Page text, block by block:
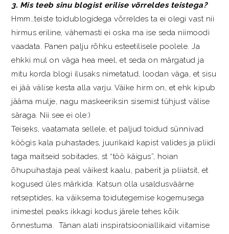
3. Mis teeb sinu blogist erilise võrreldes teistega?
Hmm…teiste toidublogidega võrreldes ta ei olegi vast nii
hirmus eriline, vähemasti ei oska ma ise seda niimoodi
vaadata. Panen palju rõhku esteetilisele poolele. Ja
ehkki mul on väga hea meel, et seda on märgatud ja
mitu korda blogi ilusaks nimetatud, loodan väga, et sisu
ei jää välise kesta alla varju. Väike hirm on, et ehk kipub
jääma mulje, nagu maskeeriksin sisemist tühjust välise
säraga. Nii see ei ole:)
Teiseks, vaatamata sellele, et paljud toidud sünnivad
köögis kala puhastades, juurikaid kapist valides ja pliidi
taga maitseid sobitades, st “töö käigus”, hoian
õhupuhastaja peal väikest kaalu, paberit ja pliiatsit, et
kogused üles märkida. Katsun olla usaldusväärne
retseptides, ka väiksema toidutegemise kogemusega
inimestel peaks ikkagi kodus järele tehes kõik
õnnestuma. Tänan alati inspiratsiooniallikaid viitamise